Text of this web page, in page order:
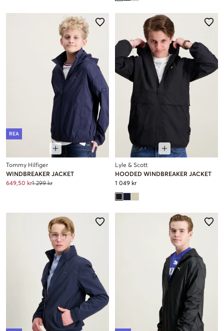
REA
Tommy Hilfiger
WINDBREAKER JACKET
649,50 kr1 299 kr
Lyle & Scott
HOODED WINDBREAKER JACKET
1 049 kr